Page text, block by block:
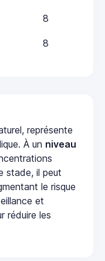
8
8
représente
À un niveau
stade, il peut
le risque
et
réduire les